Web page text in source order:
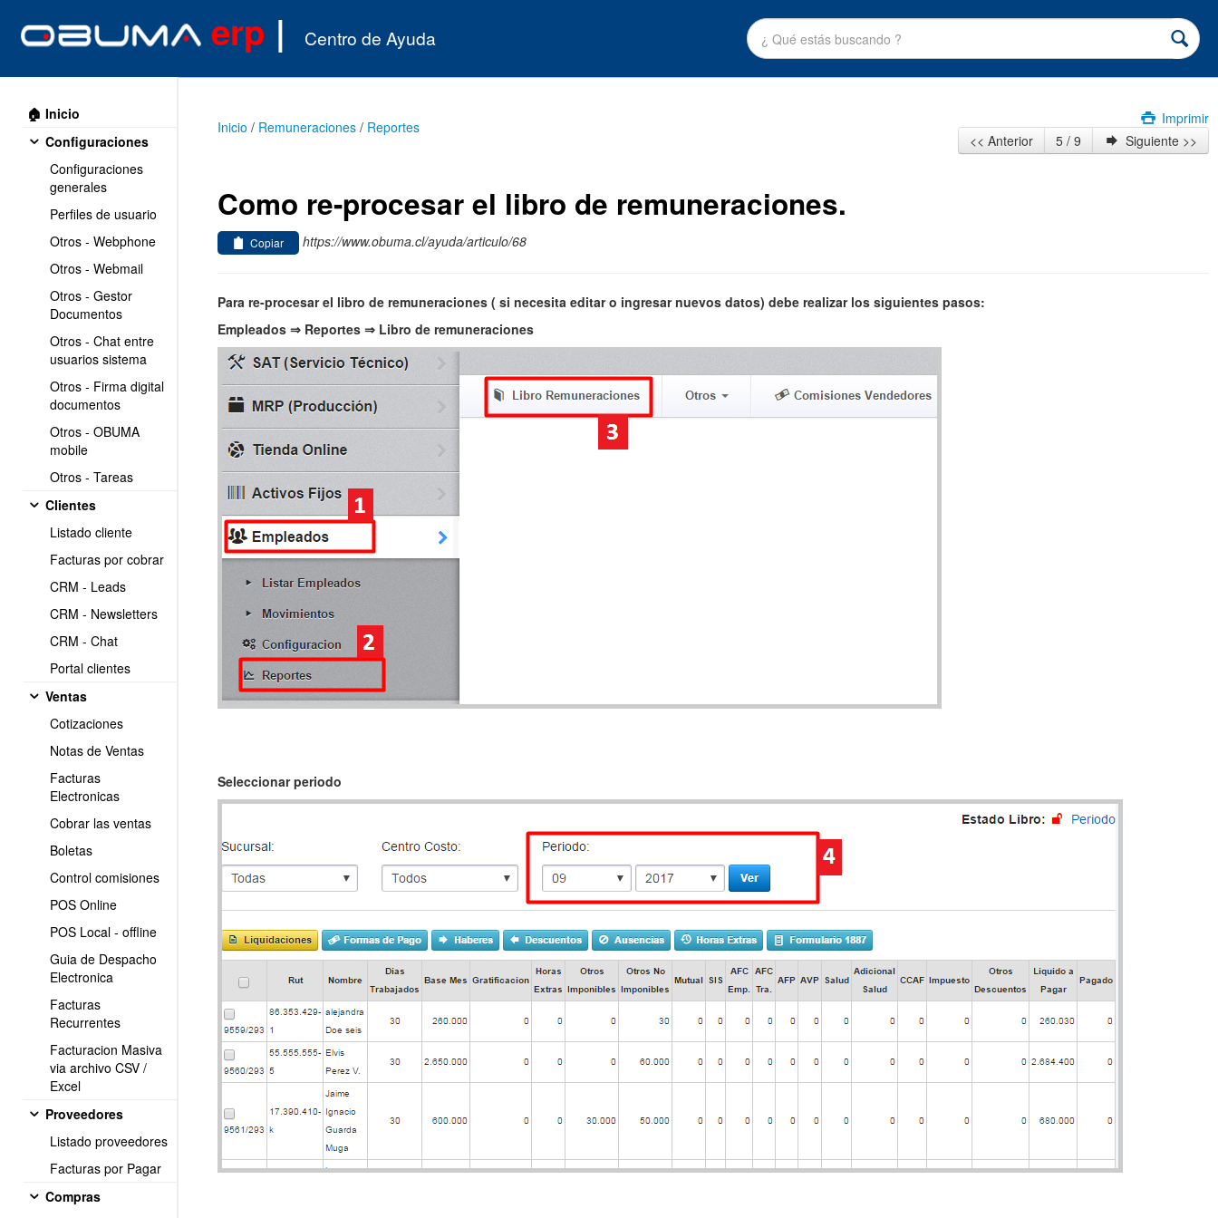
erp | Centro de Ayuda
🏠 Inicio
Configuraciones
Configuraciones
generales
Perfiles de usuario
Otros - Webphone
Otros - Webmail
Otros - Gestor
Documentos
Otros - Chat entre
usuarios sistema
Otros - Firma digital
documentos
Otros - OBUMA
mobile
Otros - Tareas
Clientes
Listado cliente
Facturas por cobrar
CRM - Leads
CRM - Newsletters
CRM - Chat
Portal clientes
Ventas
Cotizaciones
Notas de Ventas
Facturas
Electronicas
Cobrar las ventas
Boletas
Control comisiones
POS Online
POS Local - offline
Guia de Despacho
Electronica
Facturas
Recurrentes
Facturacion Masiva
via archivo CSV /
Excel
Proveedores
Listado proveedores
Facturas por Pagar
Compras
Inicio / Remuneraciones/ Reportes
Imprimir
<< Anterior
5 / 9 Siguiente >>
Como re-procesar el libro de remuneraciones.
Copiar https://www.obuma.cl/ayuda/articulo/68
Para re-procesar el libro de remuneraciones ( si necesita editar o ingresar nuevos datos) debe realizar los siguientes pasos:
Empleados ⇒ Reportes ⇒ Libro de remuneraciones
Seleccionar periodo